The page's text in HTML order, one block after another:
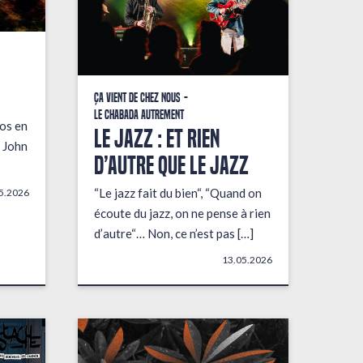
en
Ça vient de chez nous
Le Chabada autrement
LE JAZZ : ET RIEN
D’AUTRE QUE LE JAZZ
“Le jazz fait du bien“, “Quand on
écoute du jazz, on ne pense à rien
d’autre“… Non, ce n’est pas […]
13.05.2026